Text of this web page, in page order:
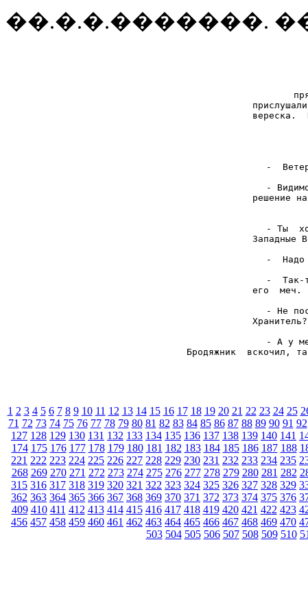
��.�.�.�������.
вереска.
-
-
решение
- Ты
Западные
-  Надо
-  Так-
его  меч.
- Не
- А у
Бродяжник  вскочил,
1 2 3 4 5 6 7 8 9 10 11 12 13 14 15 16 17 18 19 20 21 22 23 24 25
71 72 73 74 75 76 77 78 79 80 81 82 83 84 85 86 87 88 89 90 91 92
127 128 129 130 131 132 133 134 135 136 137 138 139 140 141
174 175 176 177 178 179 180 181 182 183 184 185 186 187 188
221 222 223 224 225 226 227 228 229 230 231 232 233 234 235
268 269 270 271 272 273 274 275 276 277 278 279 280 281 282
315 316 317 318 319 320 321 322 323 324 325 326 327 328 329
362 363 364 365 366 367 368 369 370 371 372 373 374 375 376
409 410 411 412 413 414 415 416 417 418 419 420 421 422 423
456 457 458 459 460 461 462 463 464 465 466 467 468 469 470
503 504 505 506 507 508 509 510